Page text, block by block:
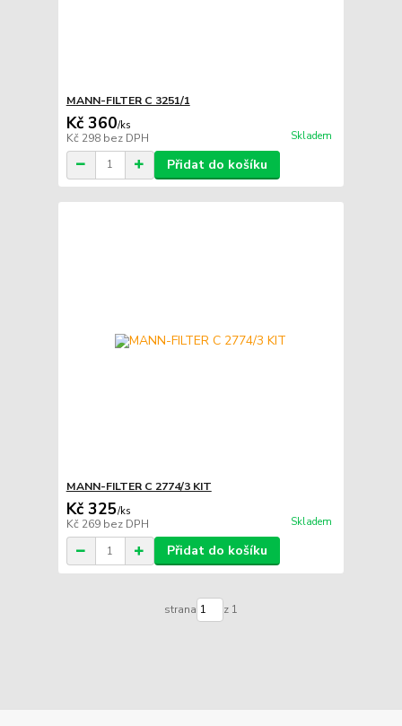
MANN-FILTER C 3251/1
Kč 360/ks
Kč 298 bez DPH Skladem
Přidat do košíku
MANN-FILTER C 2774/3 KIT
Kč 325/ks
Kč 269 bez DPH Skladem
Přidat do košíku
strana z 1